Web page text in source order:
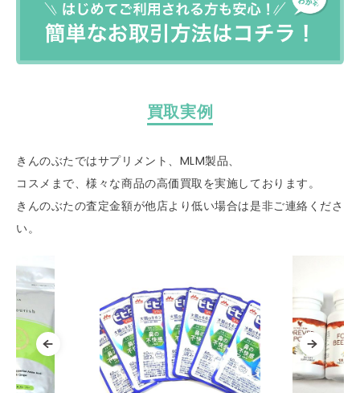
買取実例
きんのぶたではサプリメント、MLM製品、
コスメまで、様々な商品の高価買取を実施しております。
きんのぶたの査定金額が他店より低い場合は是非ご連絡くださ
い。